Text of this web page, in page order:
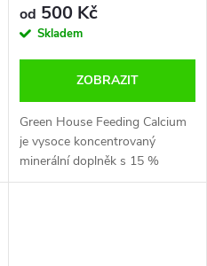
od 500 Kč
Skladem
ZOBRAZIT
Green House Feeding Calcium
je vysoce koncentrovaný
minerální doplněk s 15 %
vápníku (Ca), navržený pro